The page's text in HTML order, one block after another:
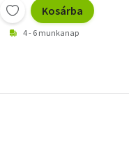
Kosárba
4 - 6 munkanap